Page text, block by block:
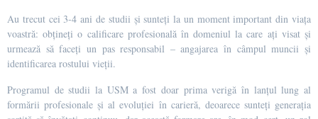
Au trecut cei 3-4 ani de studii și sunteți la un moment important din viața
voastră: obțineți o calificare profesională în domeniul la care ați visat și
urmează să faceți un pas responsabil – angajarea în câmpul muncii și
identificarea rostului vieții.
Programul de studii la USM a fost doar prima verigă în lanțul lung al
formării profesionale și al evoluției în carieră, deoarece sunteți generația